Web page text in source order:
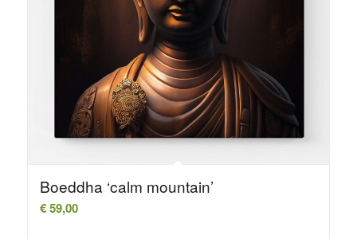
Boeddha ‘calm mountain’
€59,00